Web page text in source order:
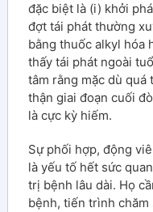
đặc biệt là (i) khởi
đợt tái phát thường
bằng thuốc alkyl hóa
thấy tái phát ngoài
tâm rằng mặc dù
thận giai đoạn cuối
là cực kỳ hiếm.
Sự phối hợp, động
là yếu tố hết sức
trị bệnh lâu dài. Họ
bệnh, tiến trình